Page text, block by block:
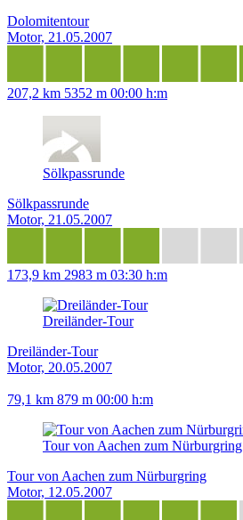
Dolomitentour
Motor, 21.05.2007
207,2 km 5352 m 00:00 h:m
Sölkpassrunde
Sölkpassrunde
Motor, 21.05.2007
173,9 km 2983 m 03:30 h:m
Dreiländer-Tour
Dreiländer-Tour
Motor, 20.05.2007
79,1 km 879 m 00:00 h:m
Tour von Aachen zum Nürburgring
Tour von Aachen zum Nürburgring
Motor, 12.05.2007